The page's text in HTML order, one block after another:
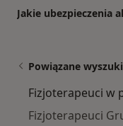
Jakie ubezpieczenia
Powiązane
Fizjoterapeuci w
Fizjoterapeuci